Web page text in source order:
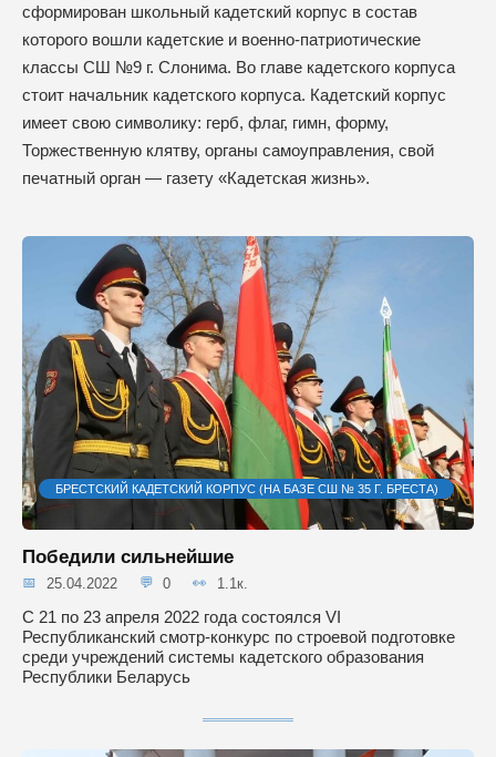
сформирован школьный кадетский корпус в состав
которого вошли кадетские и военно-патриотические
классы СШ №9 г. Слонима. Во главе кадетского корпуса
стоит начальник кадетского корпуса. Кадетский корпус
имеет свою символику: герб, флаг, гимн, форму,
Торжественную клятву, органы самоуправления, свой
печатный орган — газету «Кадетская жизнь».
БРЕСТСКИЙ КАДЕТСКИЙ КОРПУС (НА БАЗЕ СШ № 35 Г. БРЕСТА)
Победили сильнейшие
25.04.2022 0 1.1к.
С 21 по 23 апреля 2022 года состоялся VI
Республиканский смотр-конкурс по строевой подготовке
среди учреждений системы кадетского образования
Республики Беларусь